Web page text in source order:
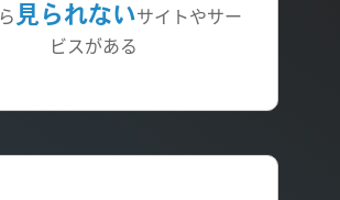
見られないサイトやサー
ビスがある